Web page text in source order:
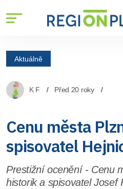
Aktuálně
K F Před 20 roky
Cenu města
spisovatel
Prestižní ocenění - Cenu
historik a spisovatel Josef